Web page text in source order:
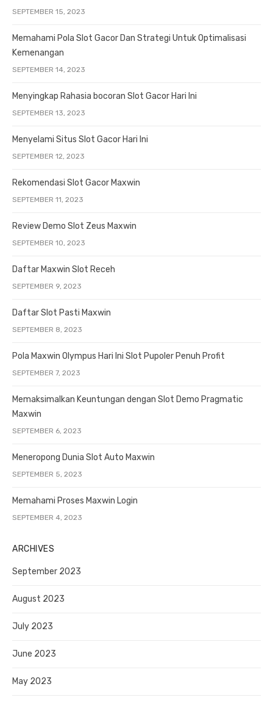
SEPTEMBER 15, 2023
Memahami Pola Slot Gacor Dan Strategi Untuk Optimalisasi
Kemenangan
SEPTEMBER 14, 2023
Menyingkap Rahasia bocoran Slot Gacor Hari Ini
SEPTEMBER 13, 2023
Menyelami Situs Slot Gacor Hari Ini
SEPTEMBER 12, 2023
Rekomendasi Slot Gacor Maxwin
SEPTEMBER 11, 2023
Review Demo Slot Zeus Maxwin
SEPTEMBER 10, 2023
Daftar Maxwin Slot Receh
SEPTEMBER 9, 2023
Daftar Slot Pasti Maxwin
SEPTEMBER 8, 2023
Pola Maxwin Olympus Hari Ini Slot Pupoler Penuh Profit
SEPTEMBER 7, 2023
Memaksimalkan Keuntungan dengan Slot Demo Pragmatic
Maxwin
SEPTEMBER 6, 2023
Meneropong Dunia Slot Auto Maxwin
SEPTEMBER 5, 2023
Memahami Proses Maxwin Login
SEPTEMBER 4, 2023
ARCHIVES
September 2023
August 2023
July 2023
June 2023
May 2023